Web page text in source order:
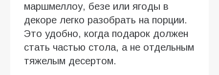
маршмеллоу, безе или ягоды в
декоре легко разобрать на порции.
Это удобно, когда подарок должен
стать частью стола, а не отдельным
тяжелым десертом.